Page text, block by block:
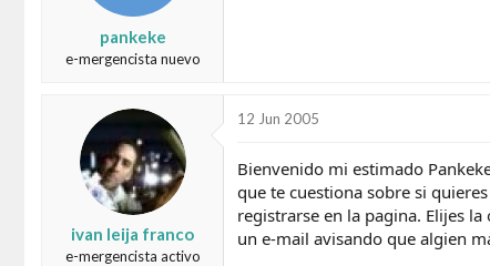
c
i
o
pankeke
e-mergencista nuevo
ivan leija franco
e-mergencista activo
12 Jun 2005
Bienvenido mi estimado
que te cuestiona sobre si
registrarse en la pagina. Elijes
un e-mail avisando que algien